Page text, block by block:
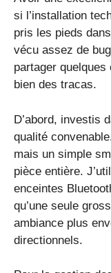
si l’installation
pris les pieds
vécu assez de
partager quelques
bien des tracas.
D’abord, investis
qualité
mais un simple
pièce entière.
enceintes
qu’une seule
ambiance plus
directionnels.